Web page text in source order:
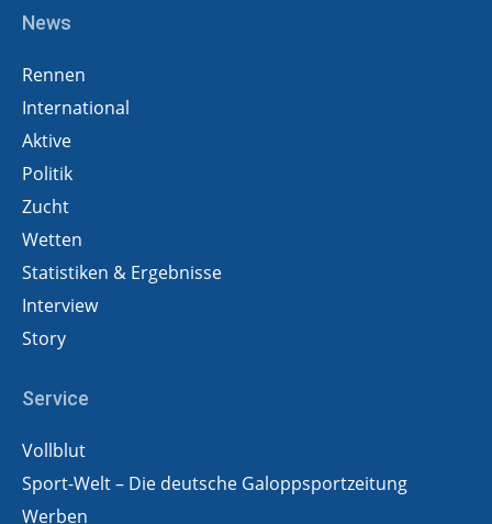
News
Rennen
International
Aktive
Politik
Zucht
Wetten
Statistiken & Ergebnisse
Interview
Story
Service
Vollblut
Sport-Welt – Die deutsche Galoppsportzeitung
Werben